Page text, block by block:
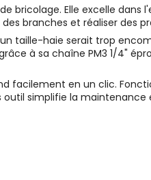
bricolage. Elle excelle
branches et réaliser des
taille-haie serait trop
à sa chaîne PM3 1/4"
facilement en un clic.
simplifie la